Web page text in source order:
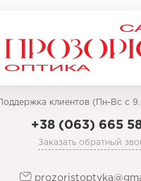
Поддержка клиентов (Пн-Вс с
+38 (063) 665
Заказать обратный